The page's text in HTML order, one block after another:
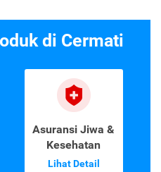
di Cermati
Asuransi Jiwa &
Kesehatan
Lihat Detail